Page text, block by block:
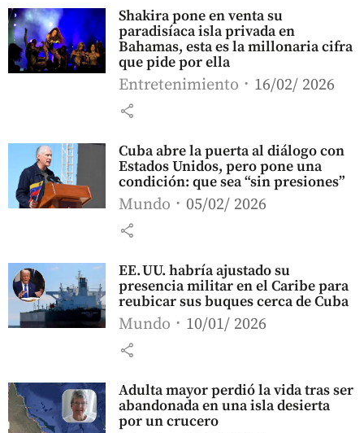
Shakira pone en venta su
paradisíaca isla privada en
Bahamas, esta es la millonaria cifra
que pide por ella
Entretenimiento 16/02/ 2026
share
Cuba abre la puerta al diálogo con
Estados Unidos, pero pone una
condición: que sea “sin presiones”
Mundo 05/02/ 2026
share
EE. UU. habría ajustado su
presencia militar en el Caribe para
reubicar sus buques cerca de Cuba
Mundo 10/01/ 2026
share
Adulta mayor perdió la vida tras ser
abandonada en una isla desierta
por un crucero